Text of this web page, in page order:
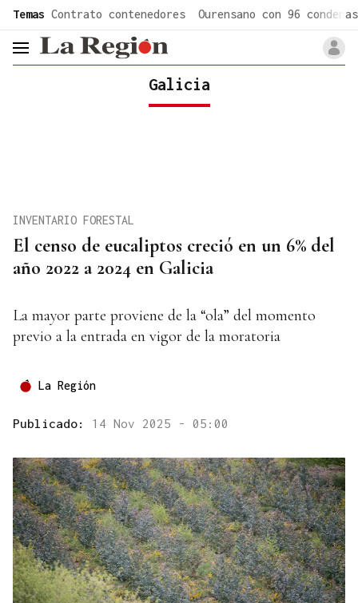
Temas Contrato contenedores Ourensano con 96 condenas
header.menu.open
Galicia
El censo de eucaliptos creció en un 6% del
año 2022 a 2024 en Galicia
INVENTARIO FORESTAL
La mayor parte proviene de la “ola” del momento
previo a la entrada en vigor de la moratoria
La Región
Publicado: 14 Nov 2025 - 05:00